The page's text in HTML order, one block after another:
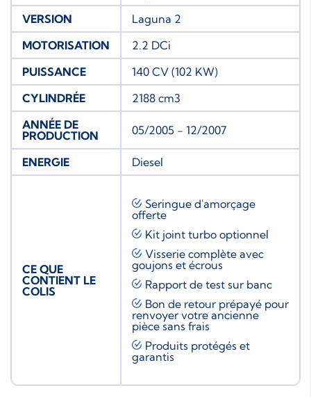
VERSION
Laguna 2
MOTORISATION
2.2 DCi
PUISSANCE
140 CV (102 KW)
CYLINDRÉE
2188 cm3
ANNÉE DE
PRODUCTION
05/2005 - 12/2007
ENERGIE Diesel
CE QUE
CONTIENT LE
COLIS
Seringue d'amorçage
offerte
Kit joint turbo optionnel
Visserie complète avec
goujons et écrous
Rapport de test sur banc
Bon de retour prépayé pour
renvoyer votre ancienne
pièce sans frais
Produits protégés et
garantis